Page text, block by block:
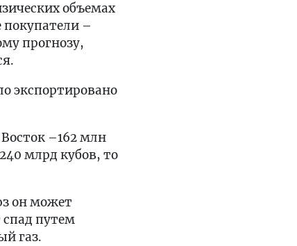
объемах
покупатели –
прогнозу,
экспортировано
–162 млн
млрд кубов, то
он может
спад путем
газ.